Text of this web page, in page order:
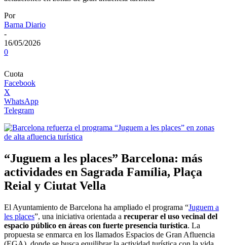
Por
Barna Diario
-
16/05/2026
0
Cuota
Facebook
X
WhatsApp
Telegram
“Juguem a les places” Barcelona: más
actividades en Sagrada Família, Plaça
Reial y Ciutat Vella
El Ayuntamiento de Barcelona ha ampliado el programa “Juguem a
les places”, una iniciativa orientada a recuperar el uso vecinal del
espacio público en áreas con fuerte presencia turística. La
propuesta se enmarca en los llamados Espacios de Gran Afluencia